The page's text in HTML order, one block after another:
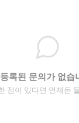
등록된 문의가 없습
점이 있다면 언제든